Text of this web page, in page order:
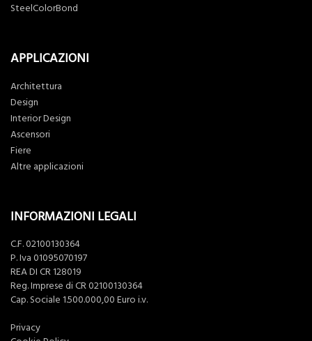
SteelColorBond
APPLICAZIONI
Architettura
Design
Interior Design
Ascensori
Fiere
Altre applicazioni
INFORMAZIONI LEGALI
C.F. 02100130364
P. Iva 01095070197
REA DI CR 128019
Reg. Imprese di CR 02100130364
Cap. Sociale 1.500.000,00 Euro i.v.
Privacy